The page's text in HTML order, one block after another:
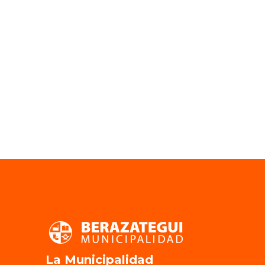
La Municipalidad